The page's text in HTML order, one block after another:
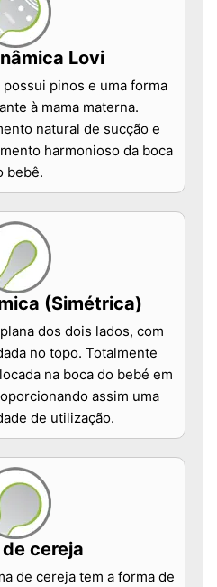
Lovi
pinos e uma forma
à mama materna.
natural de sucção e
harmonioso da boca
bebê.
(Simétrica)
dos dois lados, com
no topo. Totalmente
na boca do bebé em
assim uma
de utilização.
cereja
de cereja tem a forma de